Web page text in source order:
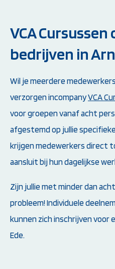
VCA
bedrijven in
Wil je meerdere
verzorgen incompanyVCA
voor groepen vanaf acht
afgestemd op jullie
krijgen medewerkers direct
aansluit bij hun dagelijkse
Zijn jullie met minder dan
probleem! Individuele
kunnen zich inschrijven voor
Ede.